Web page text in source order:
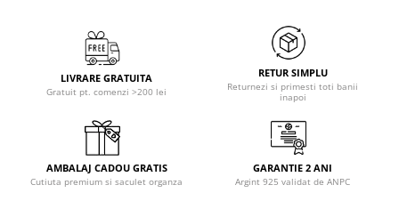
LIVRARE GRATUITA
Gratuit pt. comenzi >200 lei
RETUR SIMPLU
Returnezi si primesti toti banii
inapoi
AMBALAJ CADOU GRATIS
Cutiuta premium si saculet organza
GARANTIE 2 ANI
Argint 925 validat de ANPC